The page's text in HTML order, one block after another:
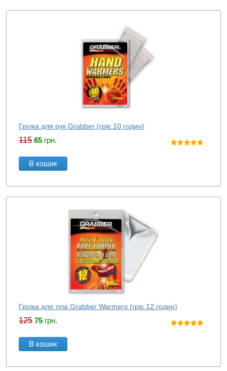
Грілка для рук Grabber (гріє 10 годин)
115 65 грн.
В кошик
Грілка для тіла Grabber Warmers (гріє 12 годин)
125 75 грн.
В кошик